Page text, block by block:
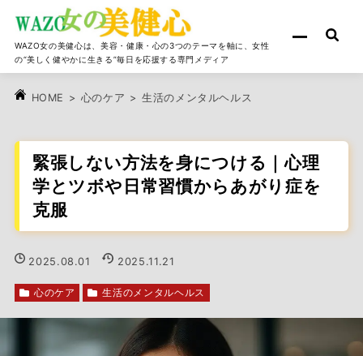
WAZO女の美健心は、美容・健康・心の3つのテーマを軸に、女性
の“美しく健やかに生きる”毎日を応援する専門メディア
HOME > 心のケア > 生活のメンタルヘルス
緊張しない方法を身につける｜心理
学とツボや日常習慣からあがり症を
克服
2025.08.01 2025.11.21
心のケア 生活のメンタルヘルス